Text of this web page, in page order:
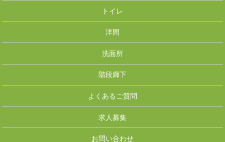
トイレ
洋間
洗面所
階段廊下
よくあるご質問
求人募集
お問い合わせ